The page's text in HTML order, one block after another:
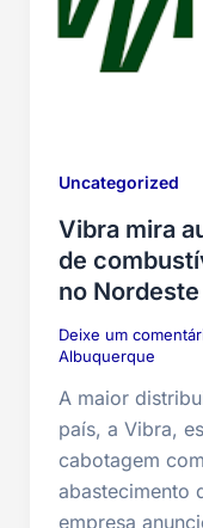
Uncategorized
Vibra mira
de
no Nordeste
Deixe um
Albuquerque
A maior
país, a Vibra,
cabotagem
abastecimento
empresa